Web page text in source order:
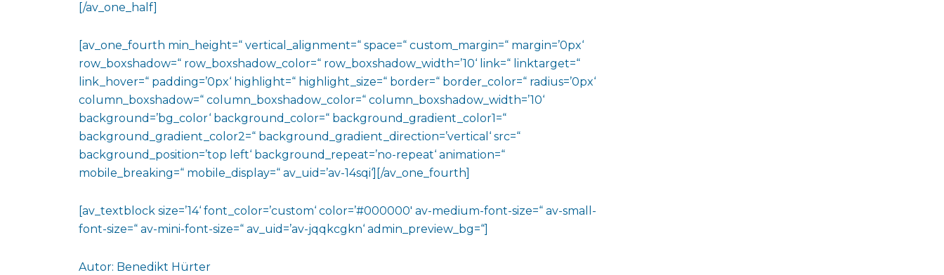
[/av_one_half]
[av_one_fourth min_height=“ vertical_alignment=“ space=“ custom_margin=“ margin=’0px‘
row_boxshadow=“ row_boxshadow_color=“ row_boxshadow_width=’10‘ link=“ linktarget=“
link_hover=“ padding=’0px‘ highlight=“ highlight_size=“ border=“ border_color=“ radius=’0px‘
column_boxshadow=“ column_boxshadow_color=“ column_boxshadow_width=’10‘
background=’bg_color‘ background_color=“ background_gradient_color1=“
background_gradient_color2=“ background_gradient_direction=’vertical‘ src=“
background_position=’top left‘ background_repeat=’no-repeat‘ animation=“
mobile_breaking=“ mobile_display=“ av_uid=’av-14sqi‘][/av_one_fourth]
[av_textblock size=’14‘ font_color=’custom‘ color=’#000000′ av-medium-font-size=“ av-small-
font-size=“ av-mini-font-size=“ av_uid=’av-jqqkcgkn‘ admin_preview_bg=“]
Autor: Benedikt Hürter